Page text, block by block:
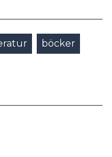
böcker